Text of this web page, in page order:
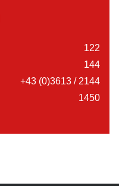
122
144
+43 (0)3613 / 2144
1450